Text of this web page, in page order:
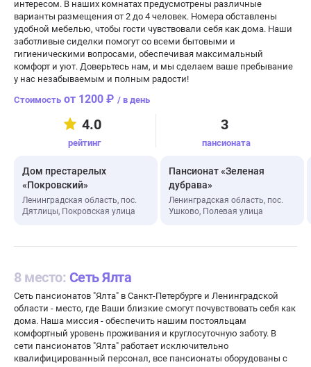
интересом. В наших комнатах предусмотрены различные
варианты размещения от 2 до 4 человек. Номера обставлены
удобной мебелью, чтобы гости чувствовали себя как дома. Наши
заботливые сиделки помогут со всеми бытовыми и
гигиеническими вопросами, обеспечивая максимальный
комфорт и уют. Доверьтесь нам, и мы сделаем ваше пребывание
у нас незабываемым и полным радости!
4.0
рейтинг
3
пансионата
от 1200 ₽ / в день
Дом престарелых
«Покровский»
Ленинградская область, пос.
Дятлицы, Покровская улица
Пансионат «Зеленая
дубрава»
Ленинградская область, пос.
Ушково, Полевая улица
8 место: Сеть Ялта
Сеть пансионатов "Ялта" в Санкт-Петербурге и Ленинградской
области - место, где Ваши близкие смогут почувствовать себя как
дома. Наша миссия - обеспечить нашим постояльцам
комфортный уровень проживания и круглосуточную заботу. В
сети пансионатов "Ялта" работает исключительно
квалифицированный персонал, все пансионаты оборудованы с